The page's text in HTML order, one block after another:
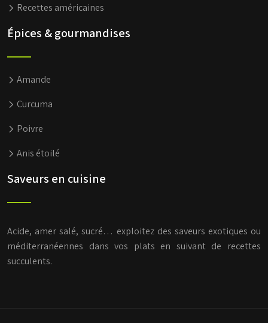
Recettes américaines
Épices & gourmandises
Amande
Curcuma
Poivre
Anis étoilé
Saveurs en cuisine
Acide, amer salé, sucré… exploitez des saveurs exotiques ou
méditerranéennes dans vos plats en suivant de recettes
succulents.